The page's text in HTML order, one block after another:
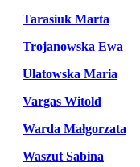
Tarasiuk Marta
Trojanowska Ewa
Ulatowska Maria
Vargas Witold
Warda Małgorzata
Waszut Sabina